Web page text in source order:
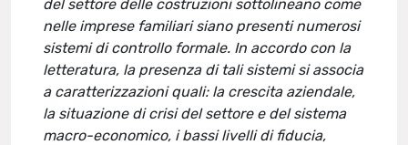
del settore delle costruzioni sottolineano come
nelle imprese familiari siano presenti numerosi
sistemi di controllo formale. In accordo con la
letteratura, la presenza di tali sistemi si associa
a caratterizzazioni quali: la crescita aziendale,
la situazione di crisi del settore e del sistema
macro-economico, i bassi livelli di fiducia,